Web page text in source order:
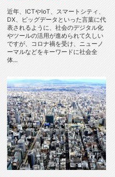
近年、ICTやIoT、スマートシティ、
DX、ビッグデータといった言葉に代
表されるように、社会のデジタル化
やツールの活用が進められて久しい
ですが、コロナ禍を受け、ニューノ
ーマルなどをキーワードに社会全
体...